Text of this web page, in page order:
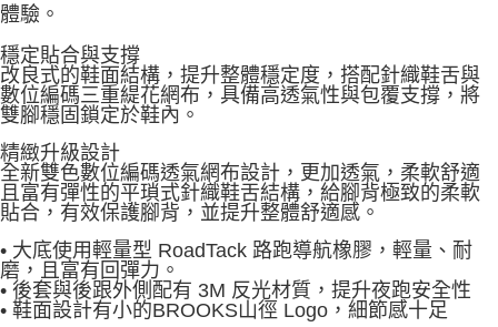
體驗。
穩定貼合與支撐
改良式的鞋面結構，提升整體穩定度，搭配針織鞋舌與
數位編碼三重緹花網布，具備高透氣性與包覆支撐，將
雙腳穩固鎖定於鞋內。
精緻升級設計
全新雙色數位編碼透氣網布設計，更加透氣，柔軟舒適
且富有彈性的平瑣式針織鞋舌結構，給腳背極致的柔軟
貼合，有效保護腳背，並提升整體舒適感。
• 大底使用輕量型 RoadTack 路跑導航橡膠，輕量、耐
磨，且富有回彈力。
• 後套與後跟外側配有 3M 反光材質，提升夜跑安全性
• 鞋面設計有小的BROOKS山徑 Logo，細節感十足